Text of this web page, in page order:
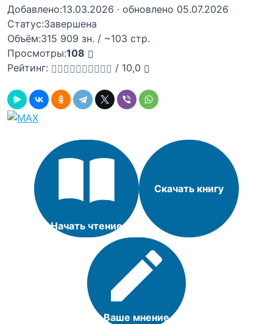
Добавлено:13.03.2026 · обновлено 05.07.2026
Статус:Завершена
Объём:315 909 зн. / ~103 стр.
Просмотры:108
Рейтинг:
/ 10,0
Начать чтение
Скачать книгу
Ваше мнение